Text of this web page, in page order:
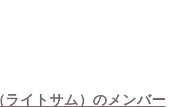
イトサム）のメンバー